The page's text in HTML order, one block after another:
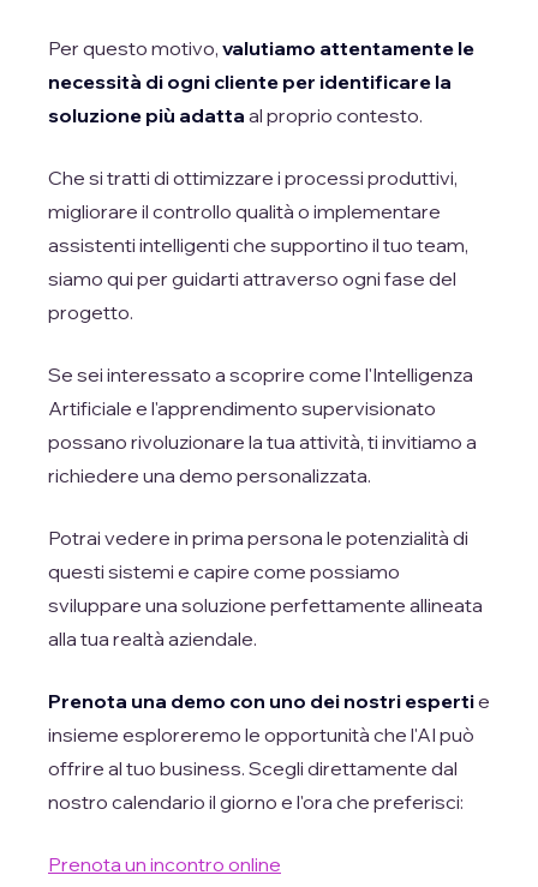
Per questo motivo, valutiamo attentamente le
necessità di ogni cliente per identificare la
soluzione più adatta al proprio contesto.
Che si tratti di ottimizzare i processi produttivi,
migliorare il controllo qualità o implementare
assistenti intelligenti che supportino il tuo team,
siamo qui per guidarti attraverso ogni fase del
progetto.
Se sei interessato a scoprire come l'Intelligenza
Artificiale e l'apprendimento supervisionato
possano rivoluzionare la tua attività, ti invitiamo a
richiedere una demo personalizzata.
Potrai vedere in prima persona le potenzialità di
questi sistemi e capire come possiamo
sviluppare una soluzione perfettamente allineata
alla tua realtà aziendale.
Prenota una demo con uno dei nostri espertie
insieme esploreremo le opportunità che l'AI può
offrire al tuo business. Scegli direttamente dal
nostro calendario il giorno e l'ora che preferisci:
Prenota un incontro online